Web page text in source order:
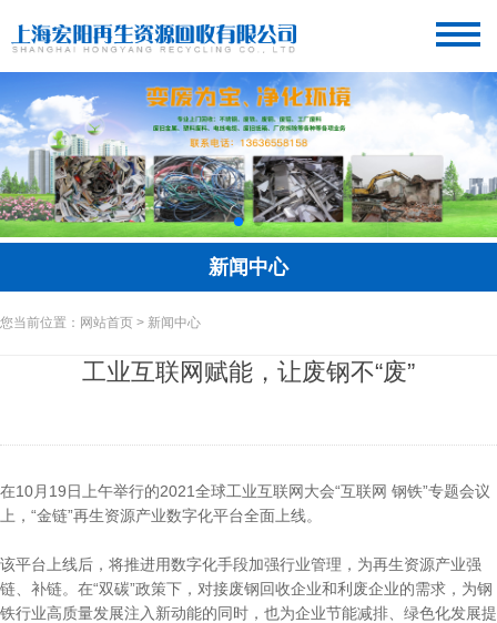
新闻中心
您当前位置：网站首页 > 新闻中心
工业互联网赋能，让废钢不“废”
在10月19日上午举行的2021全球工业互联网大会“互联网 钢铁”专题会议
上，“金链”再生资源产业数字化平台全面上线。
该平台上线后，将推进用数字化手段加强行业管理，为再生资源产业强
链、补链。在“双碳”政策下，对接废钢回收企业和利废企业的需求，为钢
铁行业高质量发展注入新动能的同时，也为企业节能减排、绿色化发展提